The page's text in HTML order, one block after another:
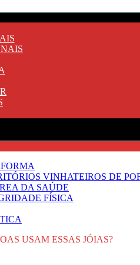
VINHATEIROS DE
DA SAÚDE
FÍSICA
USAM ESSAS JÓIAS?